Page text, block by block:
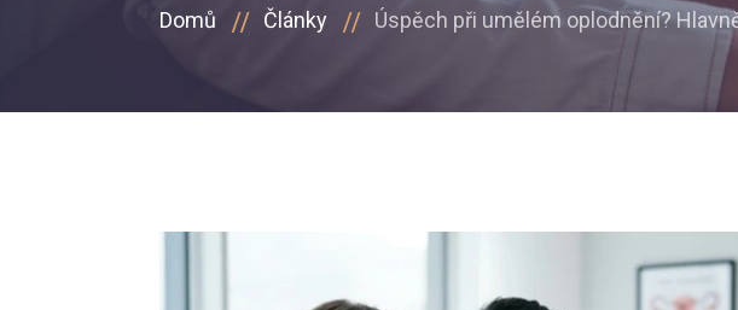
Domů Články Úspěch při umělém oplodnění?